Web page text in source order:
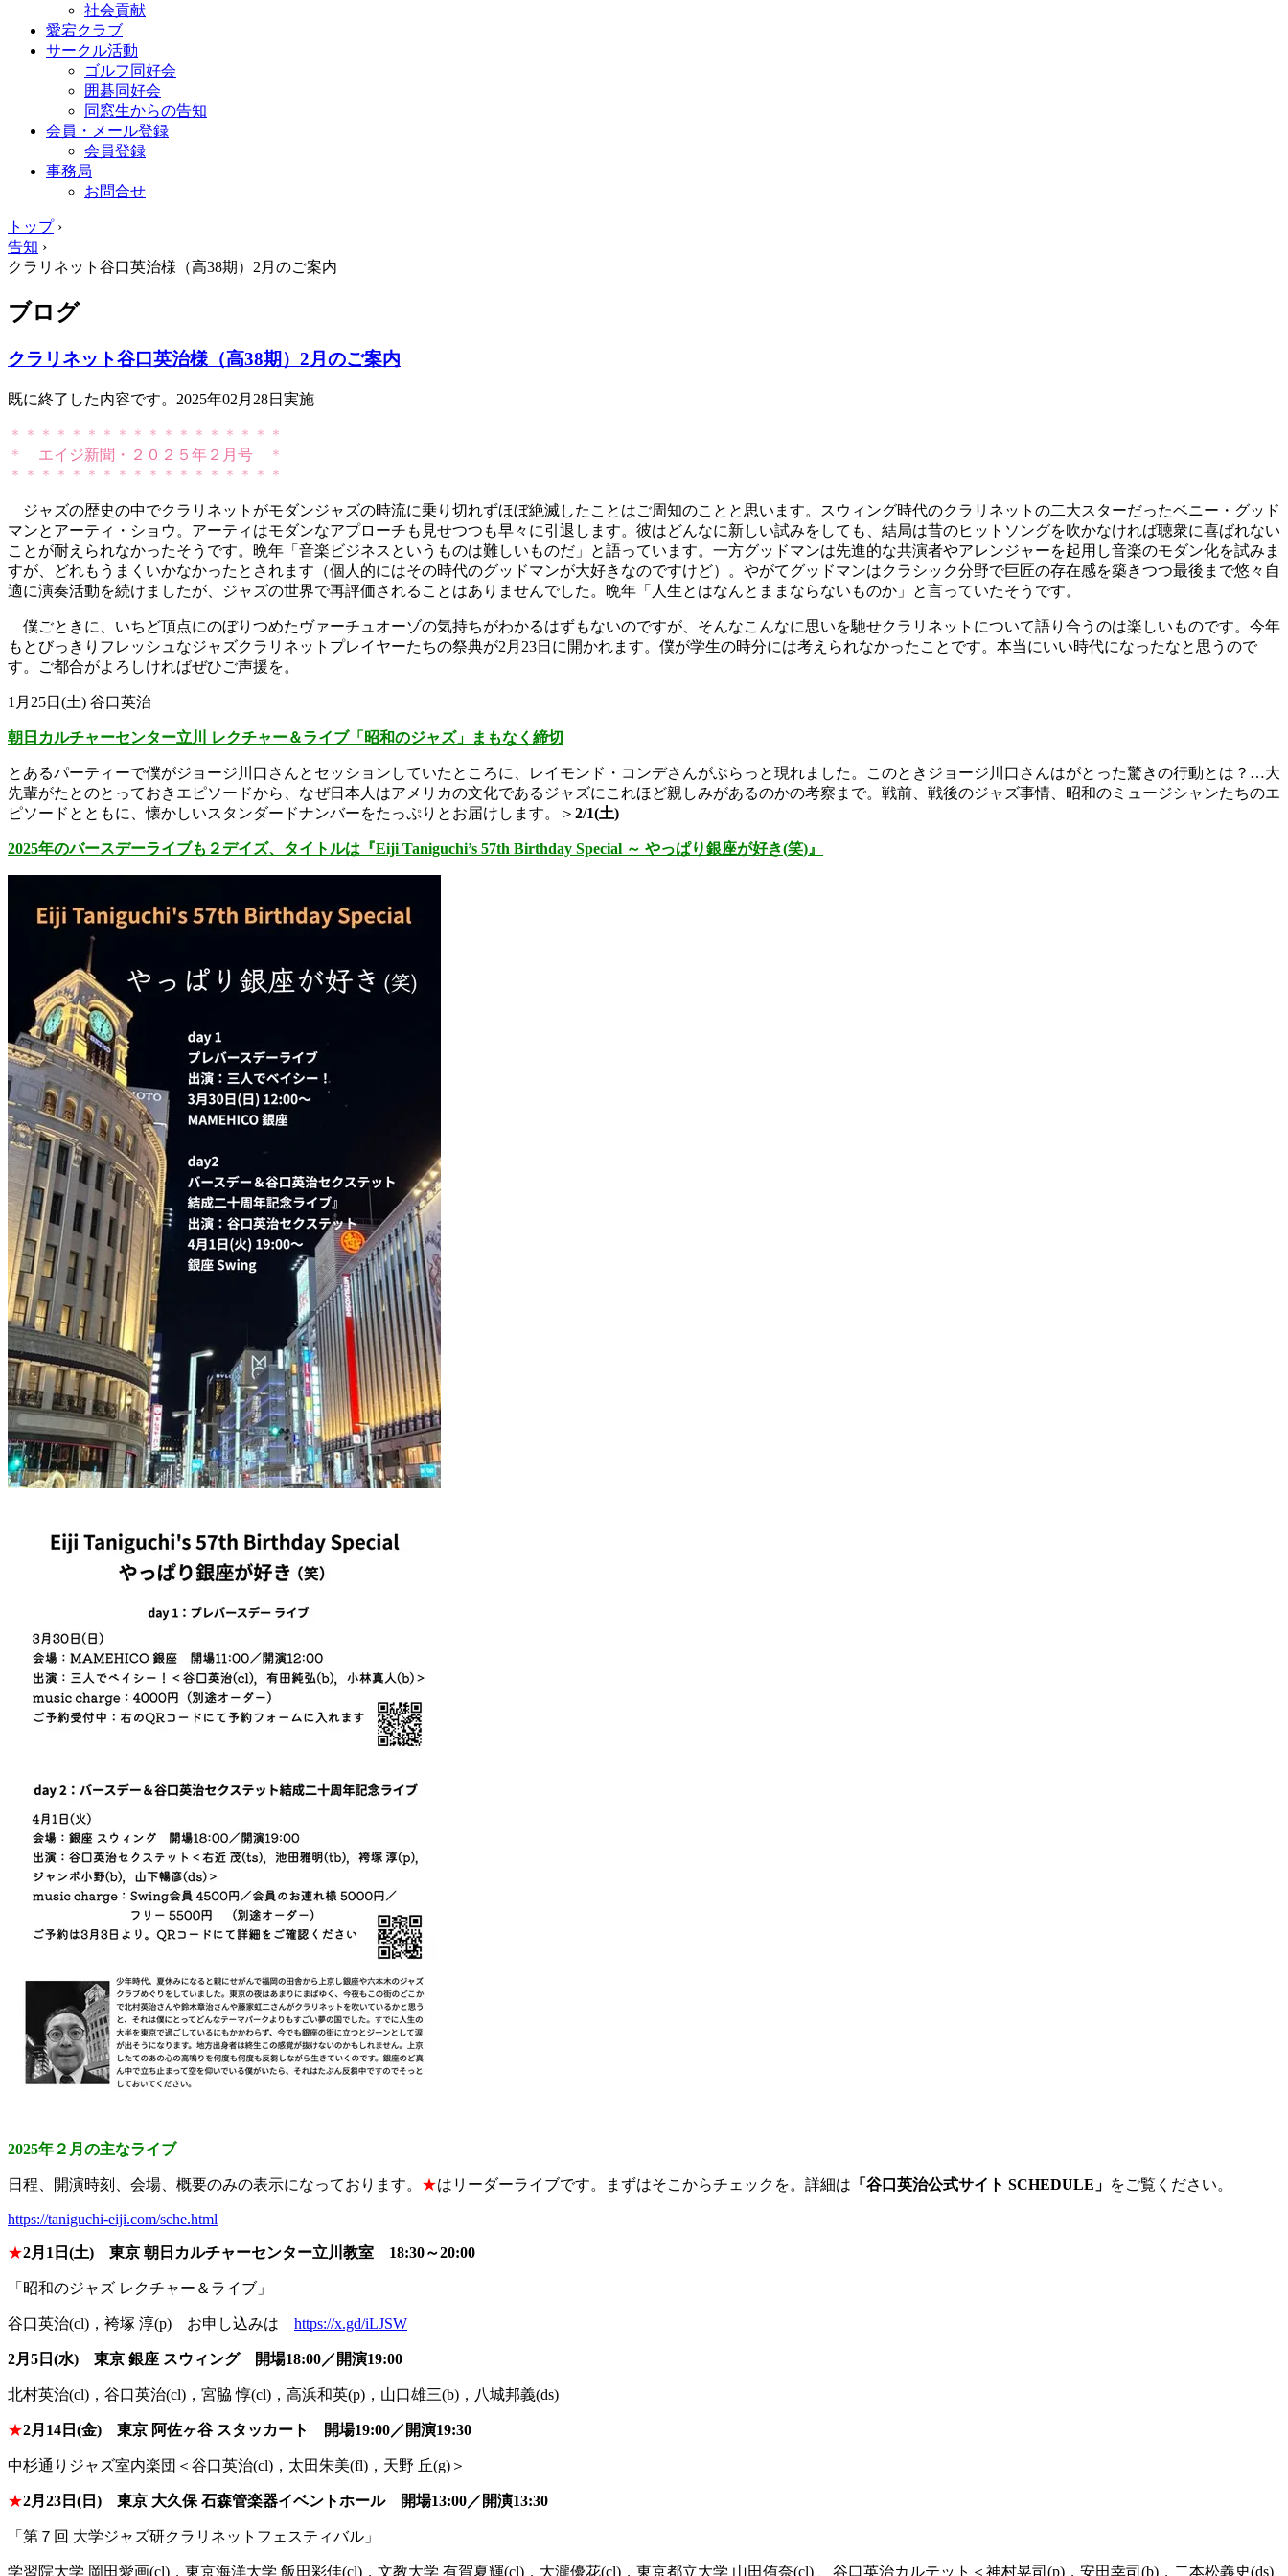
社会貢献
愛宕クラブ
サークル活動
ゴルフ同好会
囲碁同好会
同窓生からの告知
会員・メール登録
会員登録
事務局
お問合せ
トップ›
告知 ›
クラリネット谷口英治様（高38期）2月のご案内
ブログ
クラリネット谷口英治様（高38期）2月のご案内
既に終了した内容です。2025年02月28日実施
＊＊＊＊＊＊＊＊＊＊＊＊＊＊＊＊＊＊
＊ エイジ新聞・２０２５年２月号 ＊
＊＊＊＊＊＊＊＊＊＊＊＊＊＊＊＊＊＊
ジャズの歴史の中でクラリネットがモダンジャズの時流に乗り切れずほぼ絶滅したことはご周知のことと思います。 スウィング時代のクラリネットの二大スターだったベニー・ グッド
マンとアーティ・ショウ。 アーティはモダンなアプローチも見せつつも早々に引退します。 彼はどんなに新しい試みをしても、 結局は昔のヒットソングを吹かなければ聴衆に喜ばれない
ことが耐えられなかったそうです。晩年「 音楽ビジネスというものは難しいものだ」と語っています。 一方グッドマンは先進的な共演者やアレンジャーを起用し音楽のモダン化を試みま
すが、どれもうまくいかなかったとされます（個人的にはその時代のグッドマンが大好きなのですけど）。 やがてグッドマンはクラシック分野で巨匠の存在感を築きつつ最後 まで悠々自
適に演奏活動を続けましたが、
ジャズの世界で再評価されることはありませんでした。晩年「 人生とはなんとままならないものか」と言っていたそうです。
僕ごときに、 いちど頂点にのぼりつめたヴァーチュオーゾの気持ちがわかるはずもないのですが、 そんなこんなに思いを馳せクラリネットについて語り合うのは楽しいものです。 今年
もとびっきりフレッシュなジャズクラリネットプレイヤーたちの祭典が2月23日に開かれます。 僕が学生の時分には考えられなかったことです。 本当にいい時代になったなと思うので
す。
ご都合がよろしければぜひご声援を。
1月25日(土) 谷口英治
朝日カルチャーセンター立川 レクチャー＆ライブ「 昭和のジャズ」まもなく締切
とあるパーティーで僕がジョージ川口さんとセッションしていたと ころに、レイモンド・コンデさんがぶらっと現れました。
このときジョージ川口さんはがとった驚きの行動とは？…大
先輩がたとのとっておきエピソードから、 なぜ日本人はアメリカの文化であるジャズにこれほど親しみがあるのかの考察まで。戦前、戦後のジャズ事情、 昭和のミュージシャンたちのエ
ピソードとともに、懐かしいスタンダードナンバーをたっぷりとお届けします。＞ 2/1(土)
2025年のバースデーライブも２デイズ、タイトルは『Eiji Taniguchi’s 57th Birthday Special ～ やっぱり銀座が好き(笑) 』
2025年２月の主なライブ
日程、開演時刻、会場、概要のみの表示になっております。 ★はリ ーダーライブです。まずはそこからチェックを。詳細は 「 谷口英治公式サイト SCHEDULE 」 をご覧ください。
https://taniguchi-eiji.com/sche.html
★2月 1 日 (土) 東京 朝日カルチャーセンター立川教室 18:30～20:00
「昭和のジャズ レクチャー＆ライブ」
谷口英治(cl)，袴塚 淳(p) お申し込みは https://x.gd/iLJSW
2月 5 日 (水) 東京 銀座 スウィング 開場18:00／開演19:00
北村英治(cl)，谷口英治(cl)，宮脇 惇(cl)， 高浜和英(p)，山口雄三(b)，八城邦義(ds)
★2月 14 日 (金) 東京 阿佐ヶ谷 スタッカート 開場19:00／開演19:30
中杉通りジャズ室内楽団＜谷口英治(cl)，太田朱美(fl)， 天野 丘(g)＞
★2月 23 日 ( 日 ) 東京 大久保 石森管楽器イベントホール 開場13:00／開演13:30
「第７回 大学ジャズ研クラリネットフェスティバル」
学習院大学 岡田愛画(cl)，東京海洋大学 飯田彩佳(cl) ，文教大学 有賀夏輝(cl)，大瀧優花(cl)，東京都立大学 山田侑奈(cl) 、谷口英治カルテット＜神村晃司(p)， 安田幸司(b)，二本松義史(ds)